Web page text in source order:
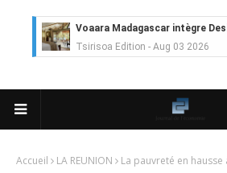
Voaara Madagascar intègre
Tsirisoa Edition - Aug 03 2026
Véhicules électriques : BYD
Tsirisoa Edition
Jul 29 2026
Accueil LA REUNION La pauvreté en hausse